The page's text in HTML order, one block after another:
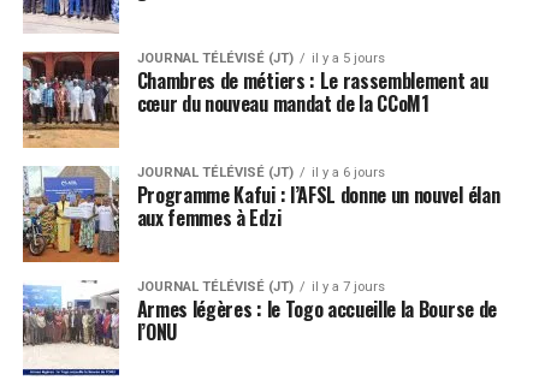
JOURNAL TÉLÉVISÉ (JT) il y a 5 jours
Chambres de métiers : Le rassemblement au
cœur du nouveau mandat de la CCoM1
JOURNAL TÉLÉVISÉ (JT) il y a 6 jours
Programme Kafui : l’AFSL donne un nouvel élan
aux femmes à Edzi
JOURNAL TÉLÉVISÉ (JT) il y a 7 jours
Armes légères : le Togo accueille la Bourse de
l’ONU